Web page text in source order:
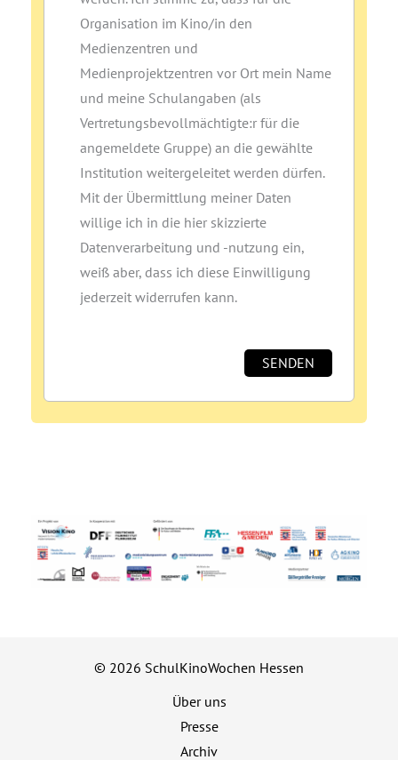
Organisation im Kino/in den
Medienzentren und
Medienprojektzentren vor Ort mein Name
und meine Schulangaben (als
Vertretungsbevollmächtigte:r für die
angemeldete Gruppe) an die gewählte
Institution weitergeleitet werden dürfen.
Mit der Übermittlung meiner Daten
willige ich in die hier skizzierte
Datenverarbeitung und ‑nutzung ein,
weiß aber, dass ich diese Einwilligung
jederzeit widerrufen kann.
© 2026 SchulKinoWochen Hessen
Über uns
Presse
Archiv